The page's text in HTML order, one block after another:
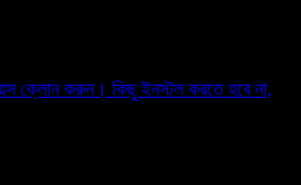
ক্লোন করুন। কিছু ইনস্টল করতে হবে না,